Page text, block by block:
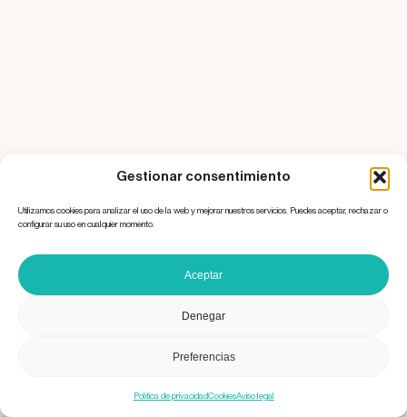
Gestionar consentimiento
Utilizamos cookies para analizar el uso de la web y mejorar nuestros servicios. Puedes aceptar, rechazar o
configurar su uso en cualquier momento.
Aceptar
Denegar
Preferencias
Cookies
Política de privacidad Aviso legal